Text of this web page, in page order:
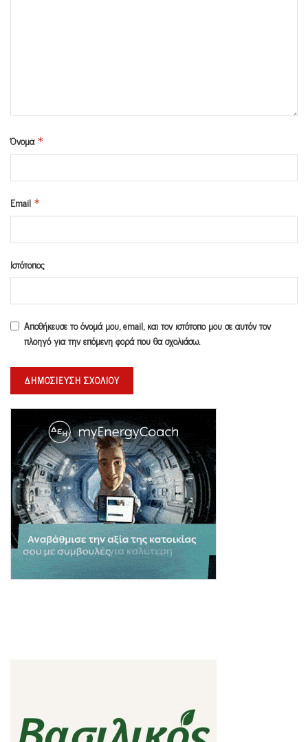
Όνομα *
Email *
Ιστότοπος
Αποθήκευσε το όνομά μου, email, και τον ιστότοπο μου σε αυτόν τον
πλοηγό για την επόμενη φορά που θα σχολιάσω.